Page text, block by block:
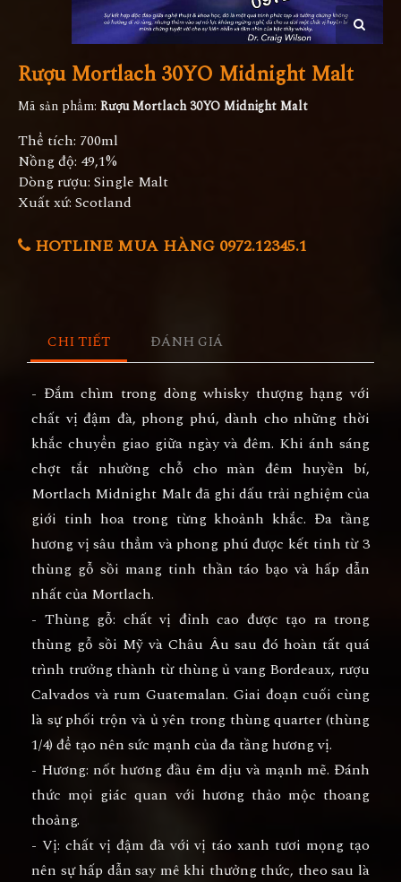
Rượu Mortlach 30YO Midnight Malt
Mã sản phẩm: Rượu Mortlach 30YO Midnight Malt
Thể tích: 700ml
Nồng độ: 49,1%
Dòng rượu: Single Malt
Xuất xứ: Scotland
HOTLINE MUA HÀNG 0972.12345.1
CHI TIẾT ĐÁNH GIÁ
- Đắm chìm trong dòng whisky thượng hạng với
chất vị đậm đà, phong phú, dành cho những thời
khắc chuyển giao giữa ngày và đêm. Khi ánh sáng
chợt tắt nhường chỗ cho màn đêm huyền bí,
Mortlach Midnight Malt đã ghi dấu trải nghiệm của
giới tinh hoa trong từng khoảnh khắc. Đa tầng
hương vị sâu thẳm và phong phú được kết tinh từ 3
thùng gỗ sồi mang tinh thần táo bạo và hấp dẫn
nhất của Mortlach.
- Thùng gỗ: chất vị đỉnh cao được tạo ra trong
thùng gỗ sồi Mỹ và Châu Âu sau đó hoàn tất quá
trình trưởng thành từ thùng ủ vang Bordeaux, rượu
Calvados và rum Guatemalan. Giai đoạn cuối cùng
là sự phối trộn và ủ yên trong thùng quarter (thùng
1/4) để tạo nên sức mạnh của đa tầng hương vị.
- Hương: nốt hương đầu êm dịu và mạnh mẽ. Đánh
thức mọi giác quan với hương thảo mộc thoang
thoảng.
- Vị: chất vị đậm đà với vị táo xanh tươi mọng tạo
nên sự hấp dẫn say mê khi thưởng thức, theo sau là